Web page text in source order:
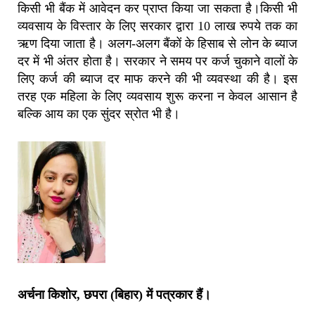
किसी भी बैंक में आवेदन कर प्राप्त किया जा सकता है।किसी भी
व्यवसाय के विस्तार के लिए सरकार द्वारा 10 लाख रुपये तक का
ऋण दिया जाता है। अलग-अलग बैंकों के हिसाब से लोन के ब्याज
दर में भी अंतर होता है। सरकार ने समय पर कर्ज चुकाने वालों के
लिए कर्ज की ब्याज दर माफ करने की भी व्यवस्था की है। इस
तरह एक महिला के लिए व्यवसाय शुरू करना न केवल आसान है
बल्कि आय का एक सुंदर स्रोत भी है।
अर्चना किशोर, छपरा (बिहार) में पत्रकार हैं।